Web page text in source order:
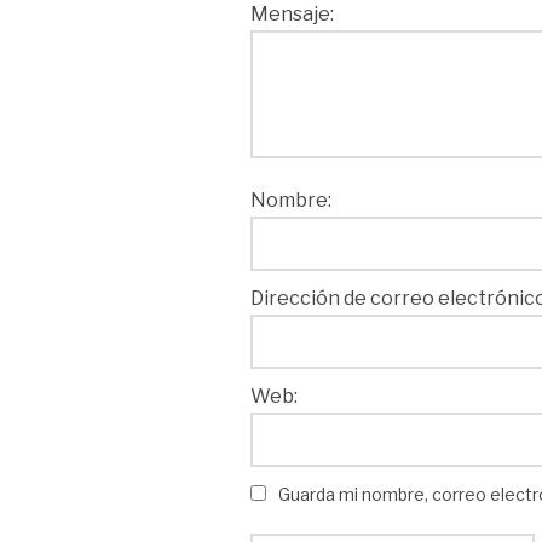
Mensaje:
Nombre:
Dirección de correo
Web:
Guarda mi nombre, correo